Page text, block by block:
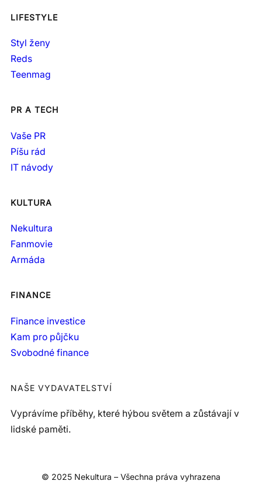
LIFESTYLE
Styl ženy
Reds
Teenmag
PR A TECH
Vaše PR
Píšu rád
IT návody
KULTURA
Nekultura
Fanmovie
Armáda
FINANCE
Finance investice
Kam pro půjčku
Svobodné finance
NAŠE VYDAVATELSTVÍ
Vyprávíme příběhy, které hýbou světem a zůstávají v
lidské paměti.
© 2025 Nekultura – Všechna práva vyhrazena